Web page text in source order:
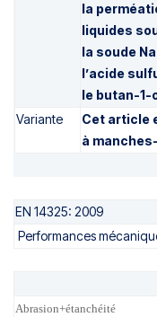
la
liquides
la soude
l’acide
le butan-1-
Variante
Cet article
à
EN 14325: 2009
Performances
Abrasion+étanchéité